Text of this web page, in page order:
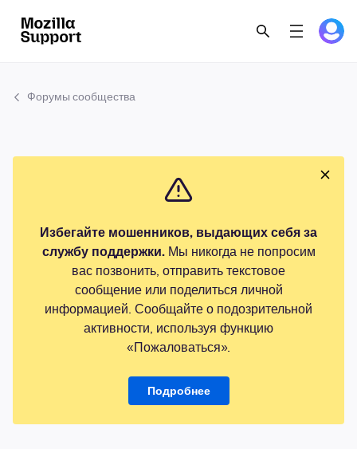
Форумы сообщества
Избегайте мошенников, выдающих себя за
службу поддержки.Мы никогда не попросим
вас позвонить, отправить текстовое
сообщение или поделиться личной
информацией. Сообщайте о подозрительной
активности, используя функцию
«Пожаловаться».
Подробнее